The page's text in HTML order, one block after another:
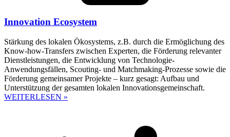
Innovation Ecosystem
Stärkung des lokalen Ökosystems, z.B. durch die Ermöglichung des
Know-how-Transfers zwischen Experten, die Förderung relevanter
Dienstleistungen, die Entwicklung von Technologie-
Anwendungsfällen, Scouting- und Matchmaking-Prozesse sowie die
Förderung gemeinsamer Projekte – kurz gesagt: Aufbau und
Unterstützung der gesamten lokalen Innovationsgemeinschaft.
WEITERLESEN »